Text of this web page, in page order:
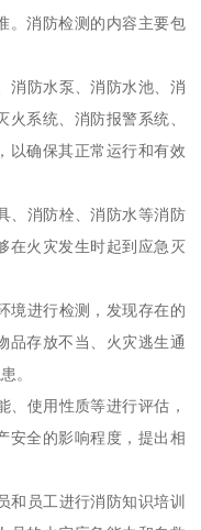
。消防检测的内容主要包
消防水泵、消防水池、消
系统、消防报警系统、
以确保其正常运行和有效
、消防栓、消防水等消防
在火灾发生时起到应急灭
境进行检测，发现存在的
品存放不当、火灾逃生通
。
、使用性质等进行评估，
安全的影响程度，提出相
和员工进行消防知识培训